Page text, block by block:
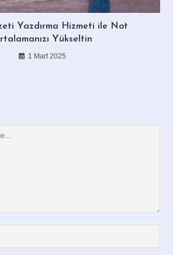
Yazdırma Hizmeti ile Not
Yükseltin
1 Mart 2025